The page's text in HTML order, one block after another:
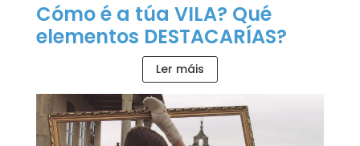
Cómo é a túa VILA? Qué
elementos DESTACARÍAS?
Ler máis